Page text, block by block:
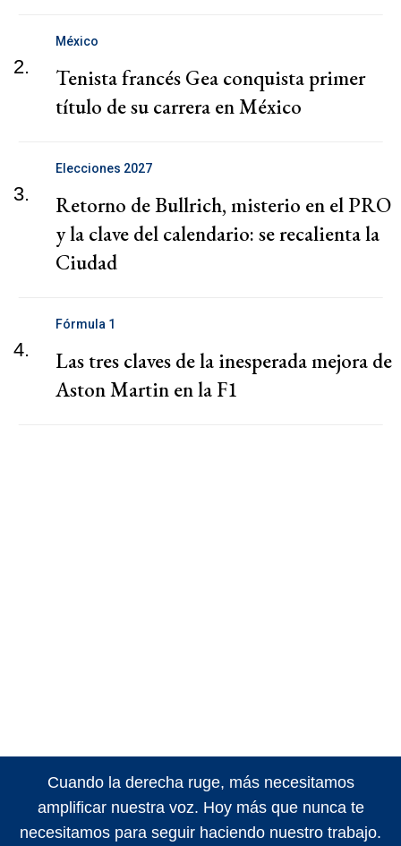
2.
México
Tenista francés Gea conquista primer
título de su carrera en México
3.
Elecciones 2027
Retorno de Bullrich, misterio en el PRO
y la clave del calendario: se recalienta la
Ciudad
4.
Fórmula 1
Las tres claves de la inesperada mejora de
Aston Martin en la F1
Cuando la derecha ruge, más necesitamos
amplificar nuestra voz. Hoy más que nunca te
necesitamos para seguir haciendo nuestro trabajo.